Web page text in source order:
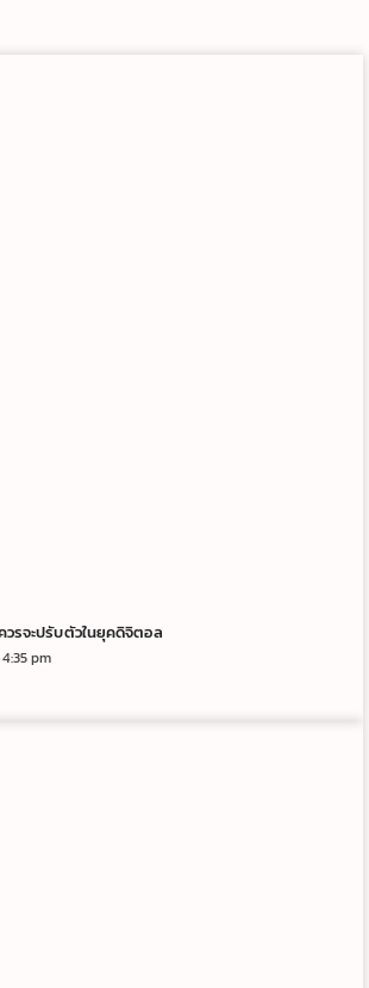
รจะปรับตัวในยุคดิจิตอล
4:35 pm